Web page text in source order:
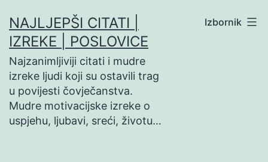
na
sadržaj
NAJLJEPŠI CITATI |
IZREKE | POSLOVICE
Najzanimljiviji citati i mudre
izreke ljudi koji su ostavili trag
u povijesti čovječanstva.
Mudre motivacijske izreke o
uspjehu, ljubavi, sreći, životu…
Izbornik